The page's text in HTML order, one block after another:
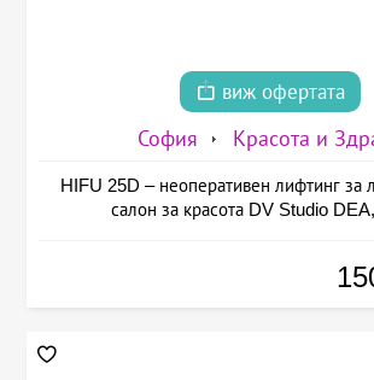
виж офертата
София Красота и
HIFU 25D – неоперативен лифтинг за
салон за красота DV Studio